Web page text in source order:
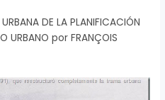
DE LA PLANIFICACIÓN
URBANO por FRANÇOIS